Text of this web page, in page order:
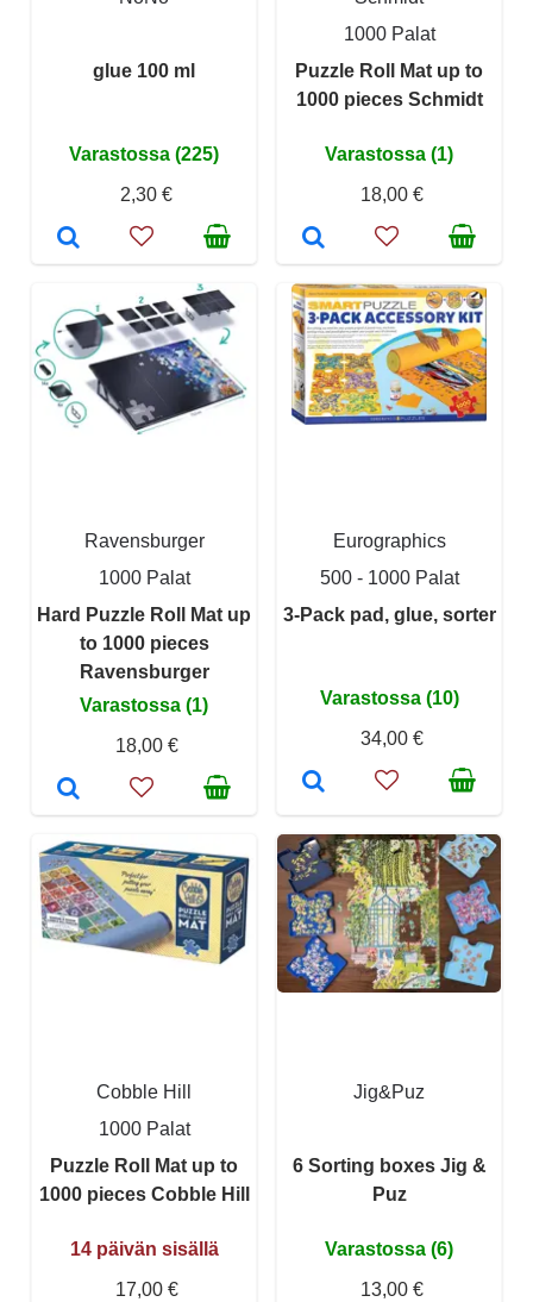
glue 100 ml
Varastossa (225)
2,30 €
1000 Palat
Puzzle Roll Mat up to
1000 pieces Schmidt
Varastossa (1)
18,00 €
Ravensburger
1000 Palat
Hard Puzzle Roll Mat up
to 1000 pieces
Ravensburger
Varastossa (1)
18,00 €
Eurographics
500 - 1000 Palat
3-Pack pad, glue, sorter
Varastossa (10)
34,00 €
Cobble Hill
1000 Palat
Puzzle Roll Mat up to
1000 pieces Cobble Hill
14 päivän sisällä
17,00 €
Jig&Puz
6 Sorting boxes Jig &
Puz
Varastossa (6)
13,00 €